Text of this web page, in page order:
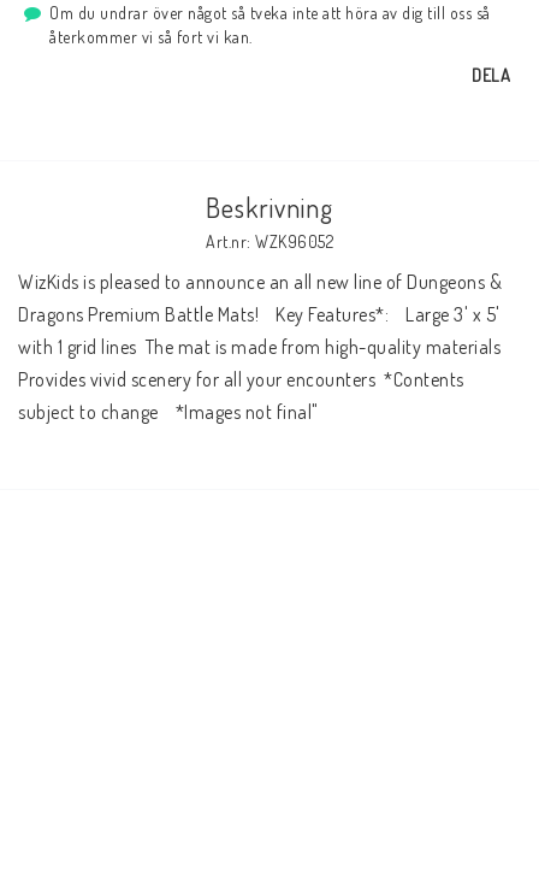
Om du undrar över något så tveka inte att höra av dig till oss så
återkommer vi så fort vi kan.
DELA
Beskrivning
Art.nr: WZK96052
WizKids is pleased to announce an all new line of Dungeons &
Dragons Premium Battle Mats!    Key Features*:    Large 3' x 5'
with 1 grid lines  The mat is made from high-quality materials
Provides vivid scenery for all your encounters  *Contents
subject to change    *Images not final"